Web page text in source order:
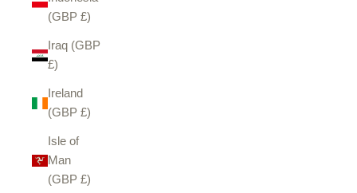
(GBP £)
Iraq (GBP
£)
Ireland
(GBP £)
Isle of
Man
(GBP £)